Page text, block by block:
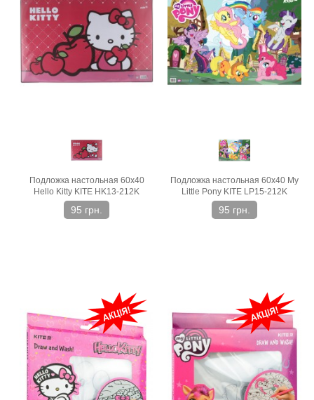
Подложка настольная 60х40
Hello Kitty KITE HK13-212K
95 грн.
Подложка настольная 60х40 My
Little Pony KITE LP15-212K
95 грн.